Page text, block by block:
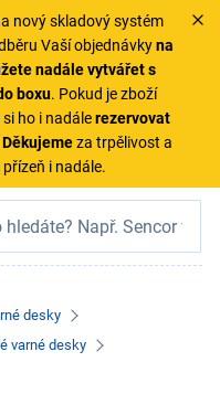
nový skladový systém
Vaší objednávkyna
nadále vytvářet s
boxu. Pokud je zboží
si ho i nadálerezervovat
Děkujemeza trpělivost a
i nadále.
desky
varné desky